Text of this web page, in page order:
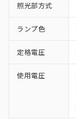
照光部方式
ランプ色
定格電圧
使用電圧